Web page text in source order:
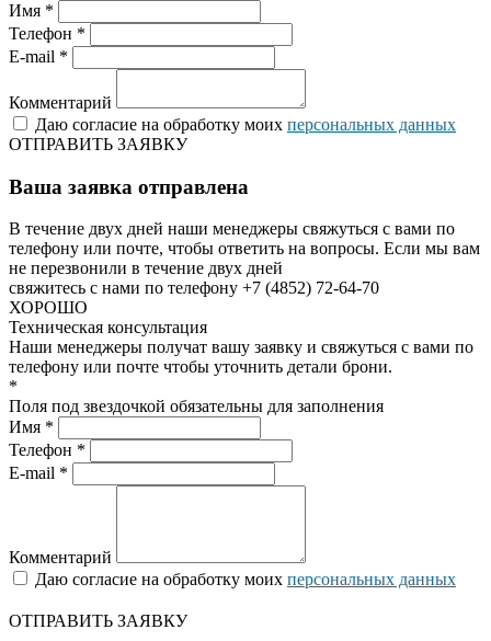
Имя *
Телефон *
E-mail *
Комментарий
Даю согласие на обработку моих персональных данных
ОТПРАВИТЬ ЗАЯВКУ
Ваша заявка отправлена
В течение двух дней наши менеджеры свяжуться с вами по
телефону или почте, чтобы ответить на вопросы. Если мы вам
не перезвонили в течение двух дней
свяжитесь с нами по телефону +7 (4852) 72-64-70
ХОРОШО
Техническая консультация
Наши менеджеры получат вашу заявку и свяжуться с вами по
телефону или почте чтобы уточнить детали брони.
*
Поля под звездочкой обязательны для заполнения
Имя *
Телефон *
E-mail *
Комментарий
Даю согласие на обработку моих персональных данных
ОТПРАВИТЬ ЗАЯВКУ